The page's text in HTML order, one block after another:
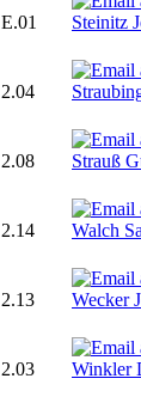
E.01
2.04
2.08
2.14
2.13
2.03